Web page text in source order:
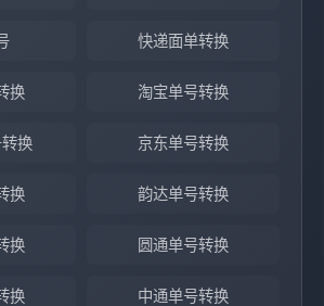
快递面单转换
换 淘宝单号转换
换 京东单号转换
换 韵达单号转换
换 圆通单号转换
换 中通单号转换